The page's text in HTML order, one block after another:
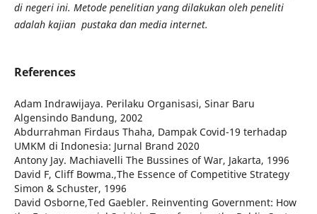
di negeri ini. Metode penelitian yang dilakukan oleh peneliti
adalah kajian pustaka dan media internet.
References
Adam Indrawijaya. Perilaku Organisasi, Sinar Baru
Algensindo Bandung, 2002
Abdurrahman Firdaus Thaha, Dampak Covid-19 terhadap
UMKM di Indonesia: Jurnal Brand 2020
Antony Jay. Machiavelli The Bussines of War, Jakarta, 1996
David F, Cliff Bowma.,The Essence of Competitive Strategy
Simon & Schuster, 1996
David Osborne,Ted Gaebler. Reinventing Government: How